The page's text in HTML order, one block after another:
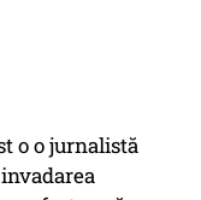
o o jurnalistă